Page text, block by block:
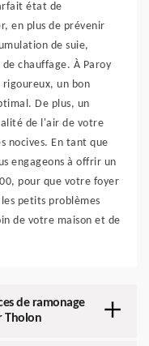
état de
en plus de prévenir
de suie,
chauffage. À Paroy
rigoureux, un bon
De plus, un
de l'air de votre
nocives. En tant que
engageons à offrir un
pour que votre foyer
petits problèmes
de votre maison et de
de ramonage
Tholon